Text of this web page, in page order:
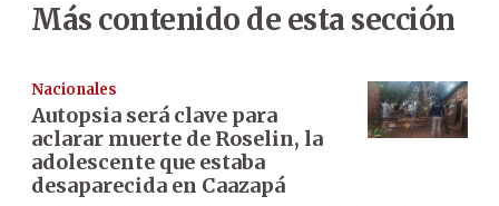
Más contenido de esta sección
Nacionales
Autopsia será clave para
aclarar muerte de Roselin, la
adolescente que estaba
desaparecida en Caazapá